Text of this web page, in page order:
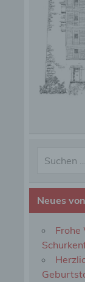
Neues
Frohe